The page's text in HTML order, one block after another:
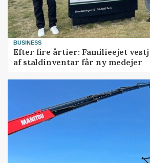
BUSINESS
Efter fire årtier: Familieejet
af staldinventar får ny medejer